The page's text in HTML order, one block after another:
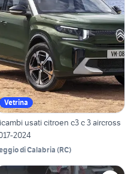
Vetrina
usati citroen c3 c 3 aircross
2024
di Calabria (RC)